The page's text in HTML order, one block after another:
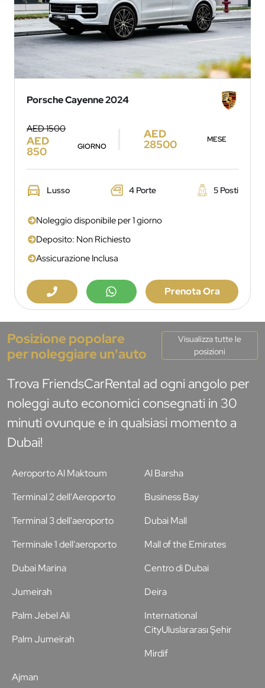
Porsche Cayenne 2024
AED 1500
AED
850 GIORNO
AED
28500 MESE
Lusso 4 Porte 5 Posti
Noleggio disponibile per 1 giorno
Deposito: Non Richiesto
Assicurazione Inclusa
Prenota Ora
Posizione popolare
per noleggiare un'auto
Visualizza tutte le
posizioni
Trova FriendsCarRental ad ogni angolo per
noleggi auto economici consegnati in 30
minuti ovunque e in qualsiasi momento a
Dubai!
Aeroporto Al Maktoum
Terminal 2 dell'Aeroporto
Terminal 3 dell'aeroporto
Terminale 1 dell'aeroporto
Al Barsha
Business Bay
Dubai Mall
Mall of the Emirates
Dubai Marina
Jumeirah
Palm Jebel Ali
Palm Jumeirah
Centro di Dubai
Deira
International
CityUluslararası Şehir
Mirdif
Ajman